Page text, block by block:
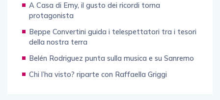
A Casa di Emy, il gusto dei ricordi torna
protagonista
Beppe Convertini guida i telespettatori tra i tesori
della nostra terra
Belén Rodriguez punta sulla musica e su Sanremo
Chi l’ha visto? riparte con Raffaella Griggi